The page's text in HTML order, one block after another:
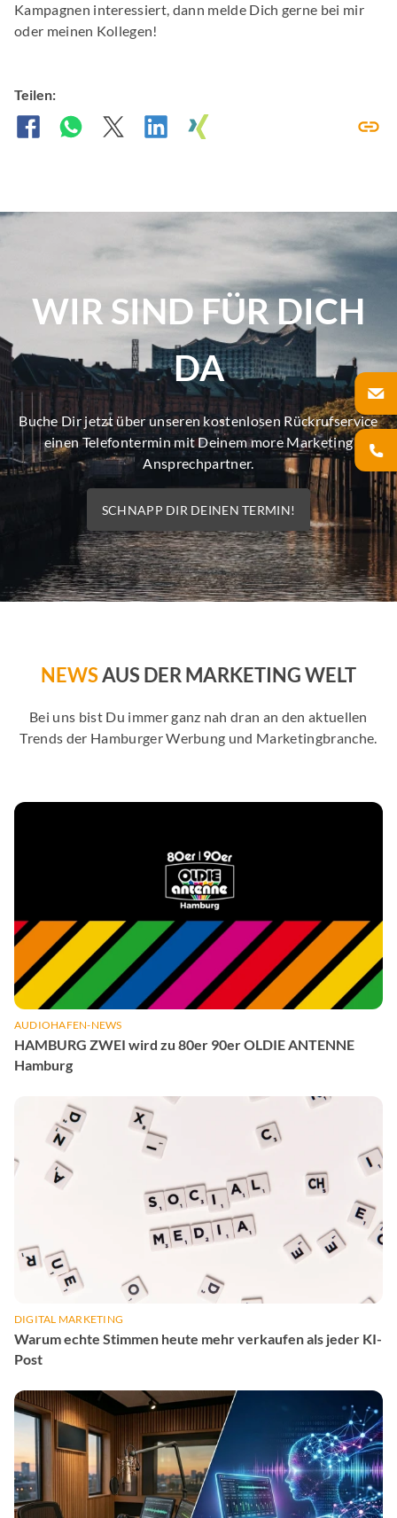
Kampagnen interessiert, dann melde Dich gerne bei mir
oder meinen Kollegen!
Teilen:
WIR SIND FÜR DICH
DA
Buche Dir jetzt über unseren kostenlosen Rückrufservice
einen Telefontermin mit Deinem more Marketing
Ansprechpartner.
SCHNAPP DIR DEINEN TERMIN!
NEWSAUS DER MARKETING WELT
Bei uns bist Du immer ganz nah dran an den aktuellen
Trends der Hamburger Werbung und Marketingbranche.
AUDIOHAFEN-NEWS
HAMBURG ZWEI wird zu 80er 90er OLDIE ANTENNE
Hamburg
DIGITAL MARKETING
Warum echte Stimmen heute mehr verkaufen als jeder KI-
Post